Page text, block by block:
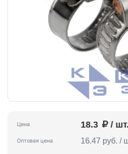
Цена 18.3 / шт.
Оптовая цена 16.47 руб. /